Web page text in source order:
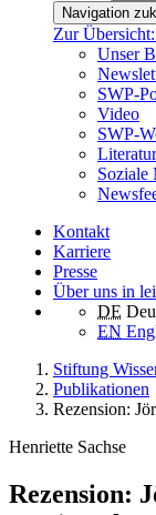
Navigation
Zur
Unser
SWP-
Video
SWP-
Soziale
Kontakt
Karriere
Presse
Über uns in
DE
EN
Stiftung
Publikationen
Rezension:
Henriette Sachse
Rezension: